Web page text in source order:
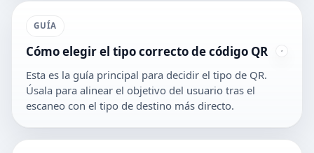
GUÍA
Cómo elegir el tipo correcto de código QR
Esta es la guía principal para decidir el tipo de QR.
Úsala para alinear el objetivo del usuario tras el
escaneo con el tipo de destino más directo.